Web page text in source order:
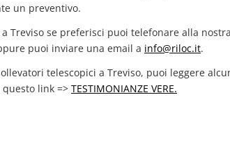
un preventivo.
Treviso se preferisci puoi telefonare alla
puoi inviare una email a info@riloc.it.
telescopici a Treviso, puoi leggere
questo link =>TESTIMONIANZE VERE.